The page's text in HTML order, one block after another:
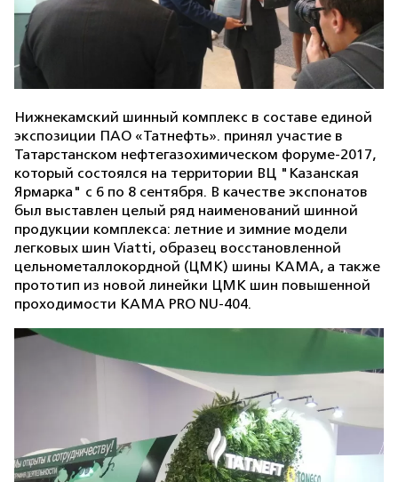
Нижнекамский шинный комплекс в составе единой
экспозиции ПАО «Татнефть». принял участие в
Татарстанском нефтегазохимическом форуме-2017,
который состоялся на территории ВЦ "Казанская
Ярмарка" с 6 по 8 сентября. В качестве экспонатов
был выставлен целый ряд наименований шинной
продукции комплекса: летние и зимние модели
легковых шин Viatti, образец восстановленной
цельнометаллокордной (ЦМК) шины КАМА, а также
прототип из новой линейки ЦМК шин повышенной
проходимости KAMA PRO NU-404.